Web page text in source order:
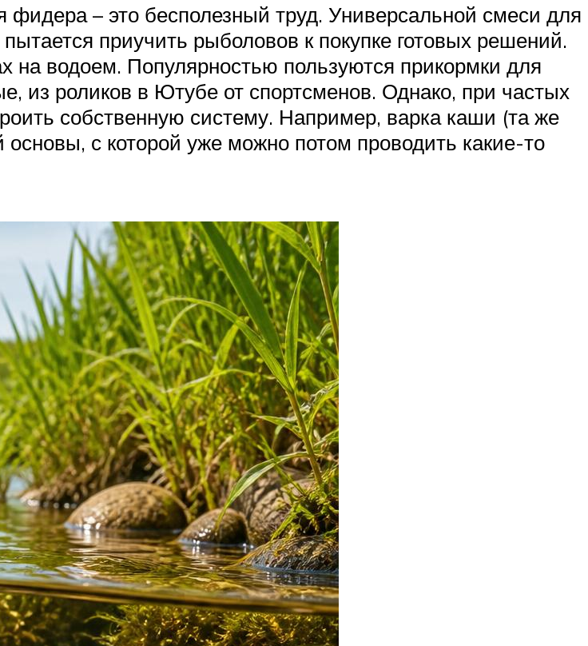
– это бесполезный труд. Универсальной смеси для
приучить рыболовов к покупке готовых решений.
на водоем. Популярностью пользуются прикормки для
из роликов в Ютубе от спортсменов. Однако, при частых
собственную систему. Например, варка каши (та же
с которой уже можно потом проводить какие-то